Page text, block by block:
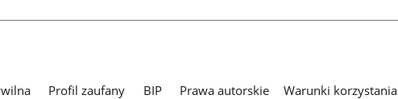
Profil zaufany BIP Prawa autorskie Warunki korzystania